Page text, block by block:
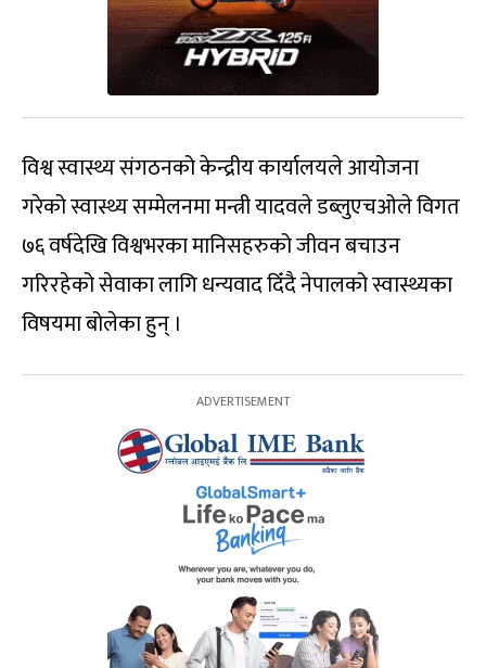
विश्व स्वास्थ्य संगठनको केन्द्रीय कार्यालयले आयोजना
गरेको स्वास्थ्य सम्मेलनमा मन्त्री यादवले डब्लुएचओले विगत
७६ वर्षदेखि विश्वभरका मानिसहरुको जीवन बचाउन
गरिरहेको सेवाका लागि धन्यवाद दिँदै नेपालको स्वास्थ्यका
विषयमा बोलेका हुन् ।